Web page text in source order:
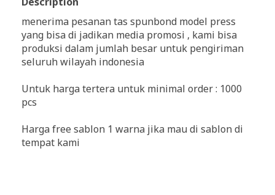
menerima pesanan tas spunbond model press
yang bisa di jadikan media promosi , kami bisa
produksi dalam jumlah besar untuk pengiriman
seluruh wilayah indonesia
Untuk harga tertera untuk minimal order : 1000
pcs
Harga free sablon 1 warna jika mau di sablon di
tempat kami